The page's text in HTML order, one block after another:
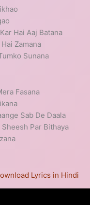
Hai Aaj Batana
Zamana
Sunana
Fasana
Sab De Daala
Par Bithaya
Lyrics in Hindi